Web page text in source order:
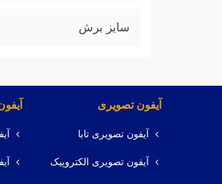
سایز برش
آیفون تصویری
آیفون تصویری تابا
آیفون تصویری الکتروپیک